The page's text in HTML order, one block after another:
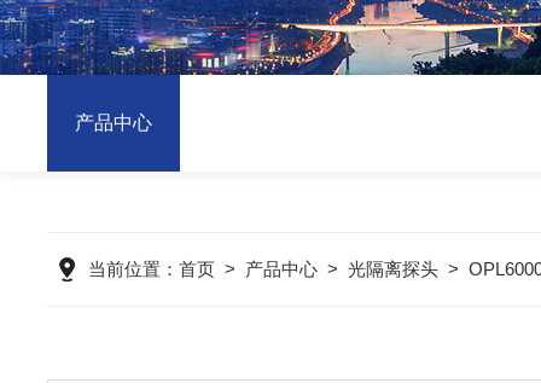
产品中心
当前位置： 首页 > 产品中心 > 光隔离探头 >